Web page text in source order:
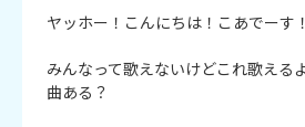
ヤッホー！こんにちは！こあでーす！
みんなって歌えないけどこれ歌える
曲ある？